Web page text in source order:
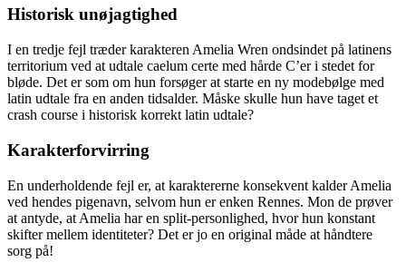
Historisk unøjagtighed
I en tredje fejl træder karakteren Amelia Wren ondsindet på latinens
territorium ved at udtale caelum certe med hårde C’er i stedet for
bløde. Det er som om hun forsøger at starte en ny modebølge med
latin udtale fra en anden tidsalder. Måske skulle hun have taget et
crash course i historisk korrekt latin udtale?
Karakterforvirring
En underholdende fejl er, at karaktererne konsekvent kalder Amelia
ved hendes pigenavn, selvom hun er enken Rennes. Mon de prøver
at antyde, at Amelia har en split-personlighed, hvor hun konstant
skifter mellem identiteter? Det er jo en original måde at håndtere
sorg på!